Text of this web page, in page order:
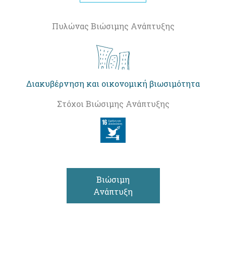
Πυλώνας Βιώσιμης Ανάπτυξης
Διακυβέρνηση και οικονομική βιωσιμότητα
Στόχοι Βιώσιμης Ανάπτυξης
Βιώσιμη
Ανάπτυξη